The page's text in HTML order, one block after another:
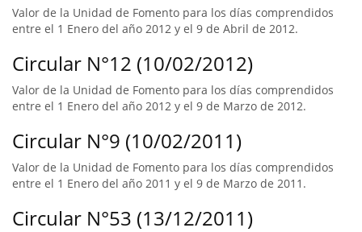
Valor de la Unidad de Fomento para los días comprendidos
entre el 1 Enero del año 2012 y el 9 de Abril de 2012.
Circular N°12 (10/02/2012)
Valor de la Unidad de Fomento para los días comprendidos
entre el 1 Enero del año 2012 y el 9 de Marzo de 2012.
Circular N°9 (10/02/2011)
Valor de la Unidad de Fomento para los días comprendidos
entre el 1 Enero del año 2011 y el 9 de Marzo de 2011.
Circular N°53 (13/12/2011)